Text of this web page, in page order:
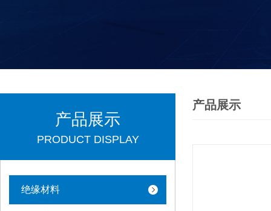
产品展示
PRODUCT DISPLAY
绝缘材料
产品展示